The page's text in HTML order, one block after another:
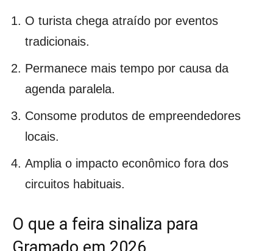
O turista chega atraído por eventos
tradicionais.
Permanece mais tempo por causa da
agenda paralela.
Consome produtos de empreendedores
locais.
Amplia o impacto econômico fora dos
circuitos habituais.
O que a feira sinaliza para